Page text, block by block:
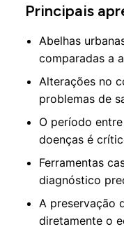
Principais
Abelhas
comparadas a
Alterações no
problemas de
O período
doenças é
Ferramentas
diagnóstico
A preservação
diretamente o